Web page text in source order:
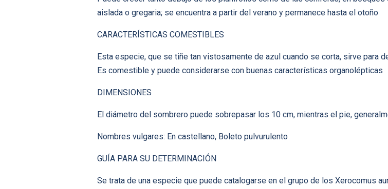
aislada o gregaria; se encuentra a partir del verano y permanece hasta el otoño
CARACTERÍSTICAS COMESTIBLES
Esta especie, que se tiñe tan vistosamente de azul cuando se corta, sirve para
Es comestible y puede considerarse con buenas características organolépticas
DIMENSIONES
El diámetro del sombrero puede sobrepasar los 10 cm, mientras el pie,
Nombres vulgares: En castellano, Boleto pulvurulento
GUÍA PARA SU DETERMINACIÓN
Se trata de una especie que puede catalogarse en el grupo de los Xerocomus